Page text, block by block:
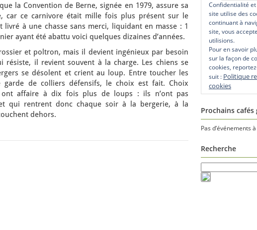
la Convention de Berne, signée en 1979, assure sa
car ce carnivore était mille fois plus présent sur le
livré à une chasse sans merci, liquidant en masse : 1
ayant été abattu voici quelques dizaines d’années.
et poltron, mais il devient ingénieux par besoin
il revient souvent à la charge. Les chiens se
se désolent et crient au loup. Entre toucher les
garde de colliers défensifs, le choix est fait. Choix
affaire à dix fois plus de loups : ils n’ont pas
qui rentrent donc chaque soir à la bergerie, à la
dehors.
Confidentialité et
site utilise des
continuant à
site, vous
utilisions.
Pour en savoir
sur la façon de
cookies,
suit : Politique
cookies
Prochains cafés
Pas d’événements
Recherche